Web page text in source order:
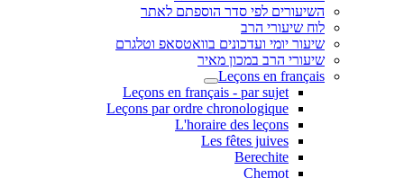
השיעורים לפי סדר הוספתם לאתר
לוח שיעורי הרב
שיעור יומי ועדכונים בוואטסאפ וטלגרם
שיעורי הרב במכון מאיר
Leçons en français
Leçons en français - par sujet
Leçons par ordre chronologique
L'horaire des leçons
Les fêtes juives
Berechite
Chemot